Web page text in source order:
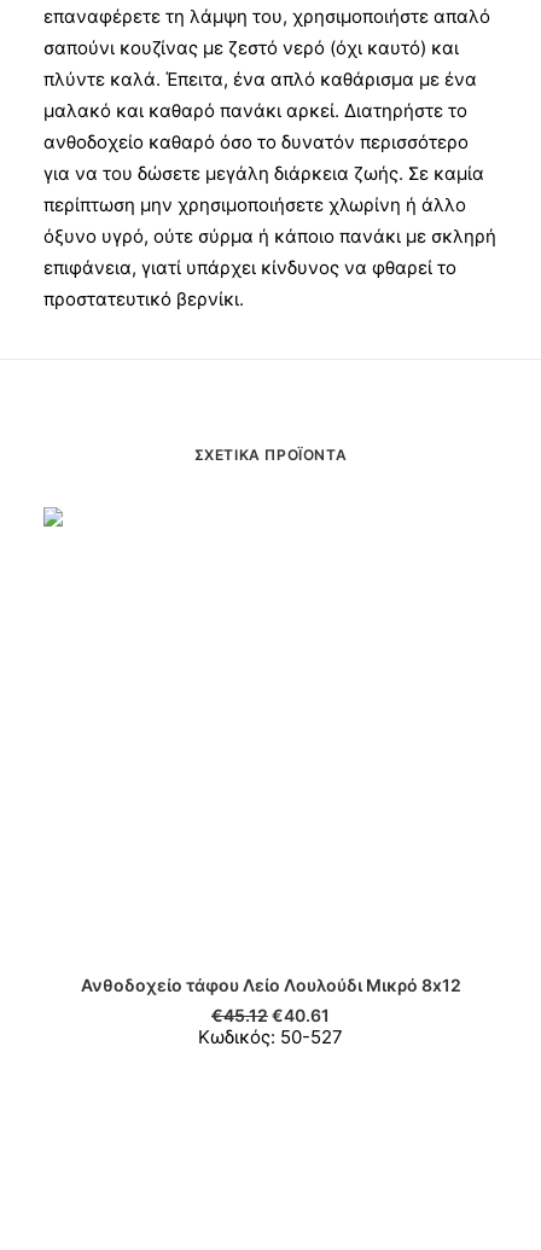
επαναφέρετε τη λάμψη του, χρησιμοποιήστε απαλό
σαπούνι κουζίνας με ζεστό νερό (όχι καυτό) και
πλύντε καλά. Έπειτα, ένα απλό καθάρισμα με ένα
μαλακό και καθαρό πανάκι αρκεί. Διατηρήστε το
ανθοδοχείο καθαρό όσο το δυνατόν περισσότερο
για να του δώσετε μεγάλη διάρκεια ζωής. Σε καμία
περίπτωση μην χρησιμοποιήσετε χλωρίνη ή άλλο
όξυνο υγρό, ούτε σύρμα ή κάποιο πανάκι με σκληρή
επιφάνεια, γιατί υπάρχει κίνδυνος να φθαρεί το
προστατευτικό βερνίκι.
ΣΧΕΤΙΚΆ ΠΡΟΪΌΝΤΑ
Ανθοδοχείο τάφου Λείο Λουλούδι Μικρό 8x12
€45.12€40.61
Κωδικός: 50-527